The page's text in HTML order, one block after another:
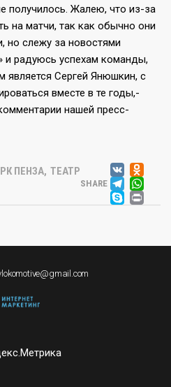
получилось. Жалею, что из-за
на матчи, так как обычно они
но слежу за новостями
и радуюсь успехам команды,
является Сергей Янюшкин, с
вместе в те годы,-
нашей пресс-
РК ПЕНЗА, ТЕАТР
SHARE VK